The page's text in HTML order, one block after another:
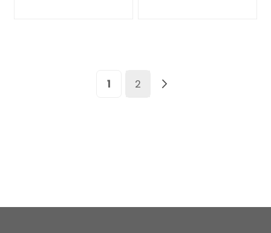
U lees momenteel pagina
1 Pagina
2